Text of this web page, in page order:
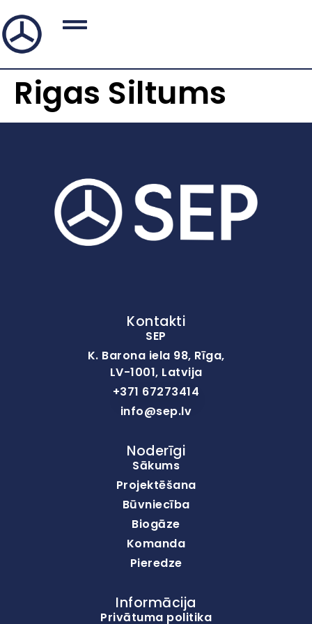
Rigas Siltums
Kontakti
SEP
K. Barona iela 98, Rīga,
LV-1001, Latvija
+371 67273414
info@sep.lv
Noderīgi
Sākums
Projektēšana
Būvniecība
Biogāze
Komanda
Pieredze
Informācija
Privātuma politika